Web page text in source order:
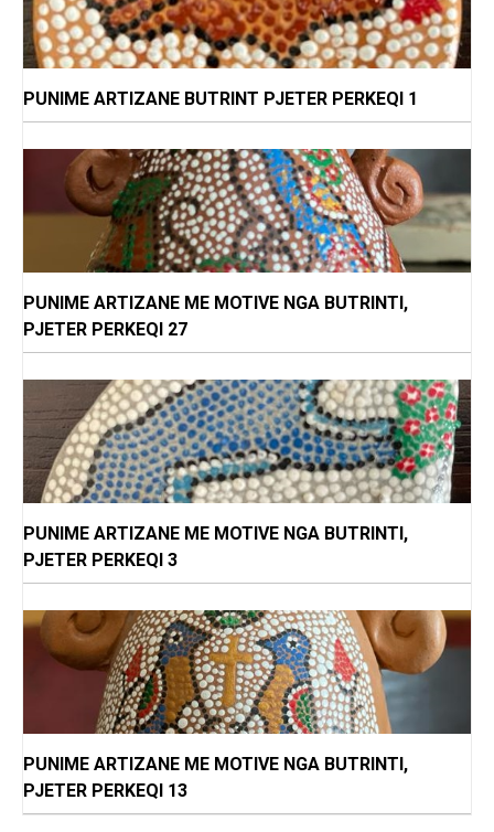
PUNIME ARTIZANE BUTRINT PJETER PERKEQI 1
PUNIME ARTIZANE ME MOTIVE NGA BUTRINTI,
PJETER PERKEQI 27
PUNIME ARTIZANE ME MOTIVE NGA BUTRINTI,
PJETER PERKEQI 3
PUNIME ARTIZANE ME MOTIVE NGA BUTRINTI,
PJETER PERKEQI 13